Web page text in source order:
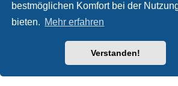
bestmöglichen Komfort bei der
bieten. Mehr erfahren
Verstanden!